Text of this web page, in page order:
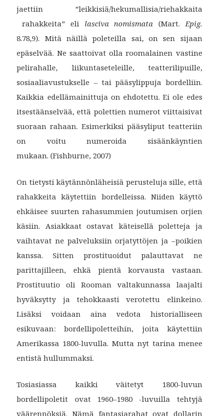
jaettiin ”leikkisiä/hekumallisia/riehakkaita
rahakkeita” eli lasciva nomismata (Mart.Epig.
8.78,9). Mitä näillä poleteilla sai, on sen sijaan
epäselvää. Ne saattoivat olla roomalainen vastine
pelirahalle, liikuntaseteleille, teatterilipuille,
sosiaaliavustukselle – tai pääsylippuja bordelliin.
Kaikkia edellämainittuja on ehdotettu. Ei ole edes
itsestäänselvää, että polettien numerot viittaisivat
suoraan rahaan. Esimerkiksi pääsyliput teatteriin
on voitu numeroida sisäänkäyntien
mukaan. (Fishburne, 2007)
On tietysti käytännönläheisiä perusteluja sille, että
rahakkeita käytettiin bordelleissa. Niiden käyttö
ehkäisee suurten rahasummien joutumisen orjien
käsiin. Asiakkaat ostavat käteisellä poletteja ja
vaihtavat ne palveluksiin orjatyttöjen ja –poikien
kanssa. Sitten prostituoidut palauttavat ne
parittajilleen, ehkä pientä korvausta vastaan.
Prostituutio oli Rooman valtakunnassa laajalti
hyväksytty ja tehokkaasti verotettu elinkeino.
Lisäksi voidaan aina vedota historialliseen
esikuvaan: bordellipoletteihin, joita käytettiin
Amerikassa 1800-luvulla. Mutta nyt tarina menee
entistä hullummaksi.
Tosiasiassa kaikki väitetyt 1800-luvun
bordellipoletit ovat 1960–1980 -luvuilla tehtyjä
väärennöksiä. Nämä fantasiarahat ovat dollarin